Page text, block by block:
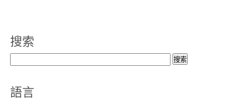
搜索
索：
語言